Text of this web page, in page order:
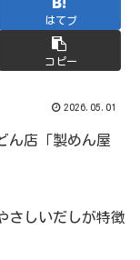
はてブ
コピー
2026.05.01
ん店「製めん屋
さしいだしが特徴